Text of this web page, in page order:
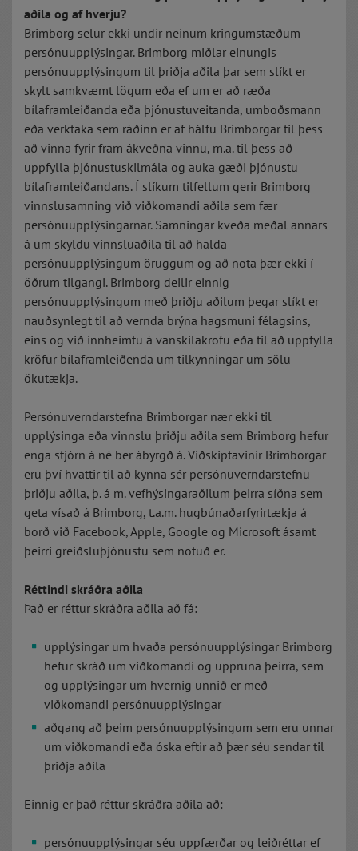
aðila og af hverju?
Brimborg selur ekki undir neinum kringumstæðum
persónuupplýsingar. Brimborg miðlar einungis
persónuupplýsingum til þriðja aðila þar sem slíkt er
skylt samkvæmt lögum eða ef um er að ræða
bílaframleiðanda eða þjónustuveitanda, umboðsmann
eða verktaka sem ráðinn er af hálfu Brimborgar til þess
að vinna fyrir fram ákveðna vinnu, m.a. til þess að
uppfylla þjónustuskilmála og auka gæði þjónustu
bílaframleiðandans. Í slíkum tilfellum gerir Brimborg
vinnslusamning við viðkomandi aðila sem fær
persónuupplýsingarnar. Samningar kveða meðal annars
á um skyldu vinnsluaðila til að halda
persónuupplýsingum öruggum og að nota þær ekki í
öðrum tilgangi. Brimborg deilir einnig
persónuupplýsingum með þriðju aðilum þegar slíkt er
nauðsynlegt til að vernda brýna hagsmuni félagsins,
eins og við innheimtu á vanskilakröfu eða til að uppfylla
kröfur bílaframleiðenda um tilkynningar um sölu
ökutækja.
Persónuverndarstefna Brimborgar nær ekki til
upplýsinga eða vinnslu þriðju aðila sem Brimborg hefur
enga stjórn á né ber ábyrgð á. Viðskiptavinir Brimborgar
eru því hvattir til að kynna sér persónuverndarstefnu
þriðju aðila, þ. á m. vefhýsingaraðilum þeirra síðna sem
geta vísað á Brimborg, t.a.m. hugbúnaðarfyrirtækja á
borð við Facebook, Apple, Google og Microsoft ásamt
þeirri greiðsluþjónustu sem notuð er.
Réttindi skráðra aðila
Það er réttur skráðra aðila að fá:
upplýsingar um hvaða persónuupplýsingar Brimborg
hefur skráð um viðkomandi og uppruna þeirra, sem
og upplýsingar um hvernig unnið er með
viðkomandi persónuupplýsingar
aðgang að þeim persónuupplýsingum sem eru unnar
um viðkomandi eða óska eftir að þær séu sendar til
þriðja aðila
Einnig er það réttur skráðra aðila að:
persónuupplýsingar séu uppfærðar og leiðréttar ef